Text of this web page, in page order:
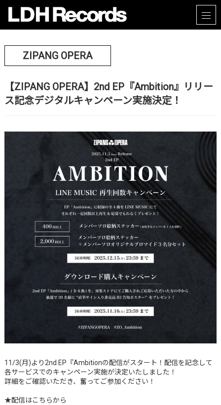
ZIPANG OPERA
【ZIPANG OPERA】2nd EP『Ambition』リリー
ス記念デジタルキャンペーン実施決定！
11/3(月)より2nd EP『Ambitionの配信がスタート！配信を記念して
各サービスでのキャンペーン実施が決定いたしました！
詳細をご確認いただき、奮ってご参加ください！
★配信はこちらから